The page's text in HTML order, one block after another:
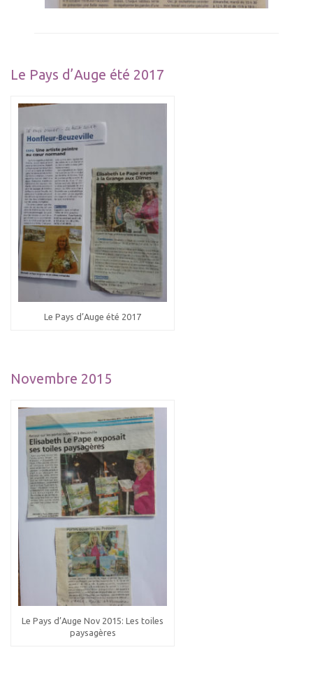
Le Pays d’Auge été 2017
Le Pays d’Auge été 2017
Novembre 2015
Le Pays d’Auge Nov 2015: Les toiles
paysagères